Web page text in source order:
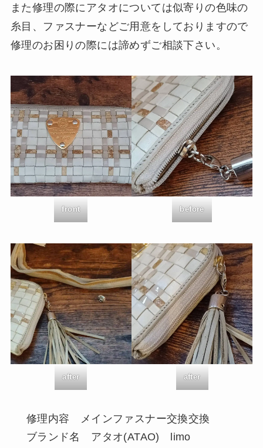
また修理の際にアタオについては似寄りの色味の
糸目、ファスナーなどご用意をしておりますので
修理のお困りの際には諦めずご相談下さい。
front before
after after
修理内容 メインファスナー交換交換
ブランド名 アタオ(ATAO) limo